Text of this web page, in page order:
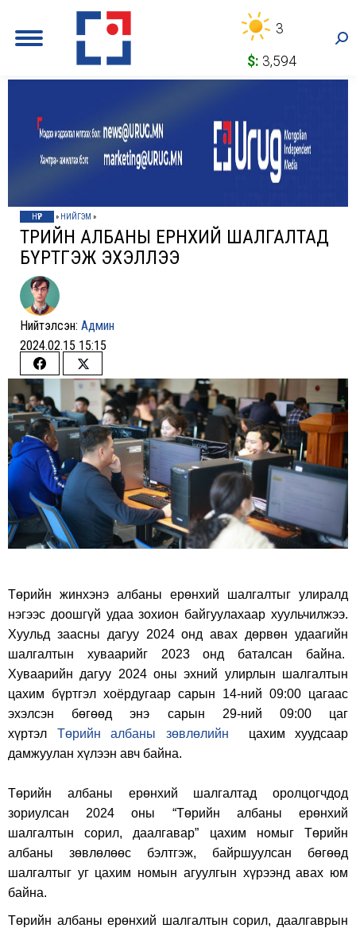
3
$: 3,594
НҮҮР » НИЙГЭМ »
ТӨРИЙН АЛБАНЫ ЕРӨНХИЙ ШАЛГАЛТАД
БҮРТГЭЖ ЭХЭЛЛЭЭ
Нийтэлсэн: Админ
2024.02.15 15:15
Share
on
Facebook
Share
on
Twitter
Төрийн жинхэнэ албаны ерөнхий шалгалтыг улиралд
нэгээс доошгүй удаа зохион байгуулахаар хуульчилжээ.
Хуульд заасны дагуу 2024 онд авах дөрвөн удаагийн
шалгалтын хуваарийг 2023 онд баталсан байна.
Хуваарийн дагуу 2024 оны эхний улирлын шалгалтын
цахим бүртгэл хоёрдугаар сарын 14-ний 09:00 цагаас
эхэлсэн бөгөөд энэ сарын 29-ний 09:00 цаг
хүртэл Төрийн албаны зөвлөлийн
цахим хуудсаар
дамжуулан хүлээн авч байна.
Төрийн албаны ерөнхий шалгалтад оролцогчдод
зориулсан 2024 оны “Төрийн албаны ерөнхий
шалгалтын сорил, даалгавар” цахим номыг Төрийн
албаны зөвлөлөөс бэлтгэж, байршуулсан бөгөөд
шалгалтыг уг цахим номын агуулгын хүрээнд авах юм
байна.
Төрийн албаны ерөнхий шалгалтын сорил, даалгаврын